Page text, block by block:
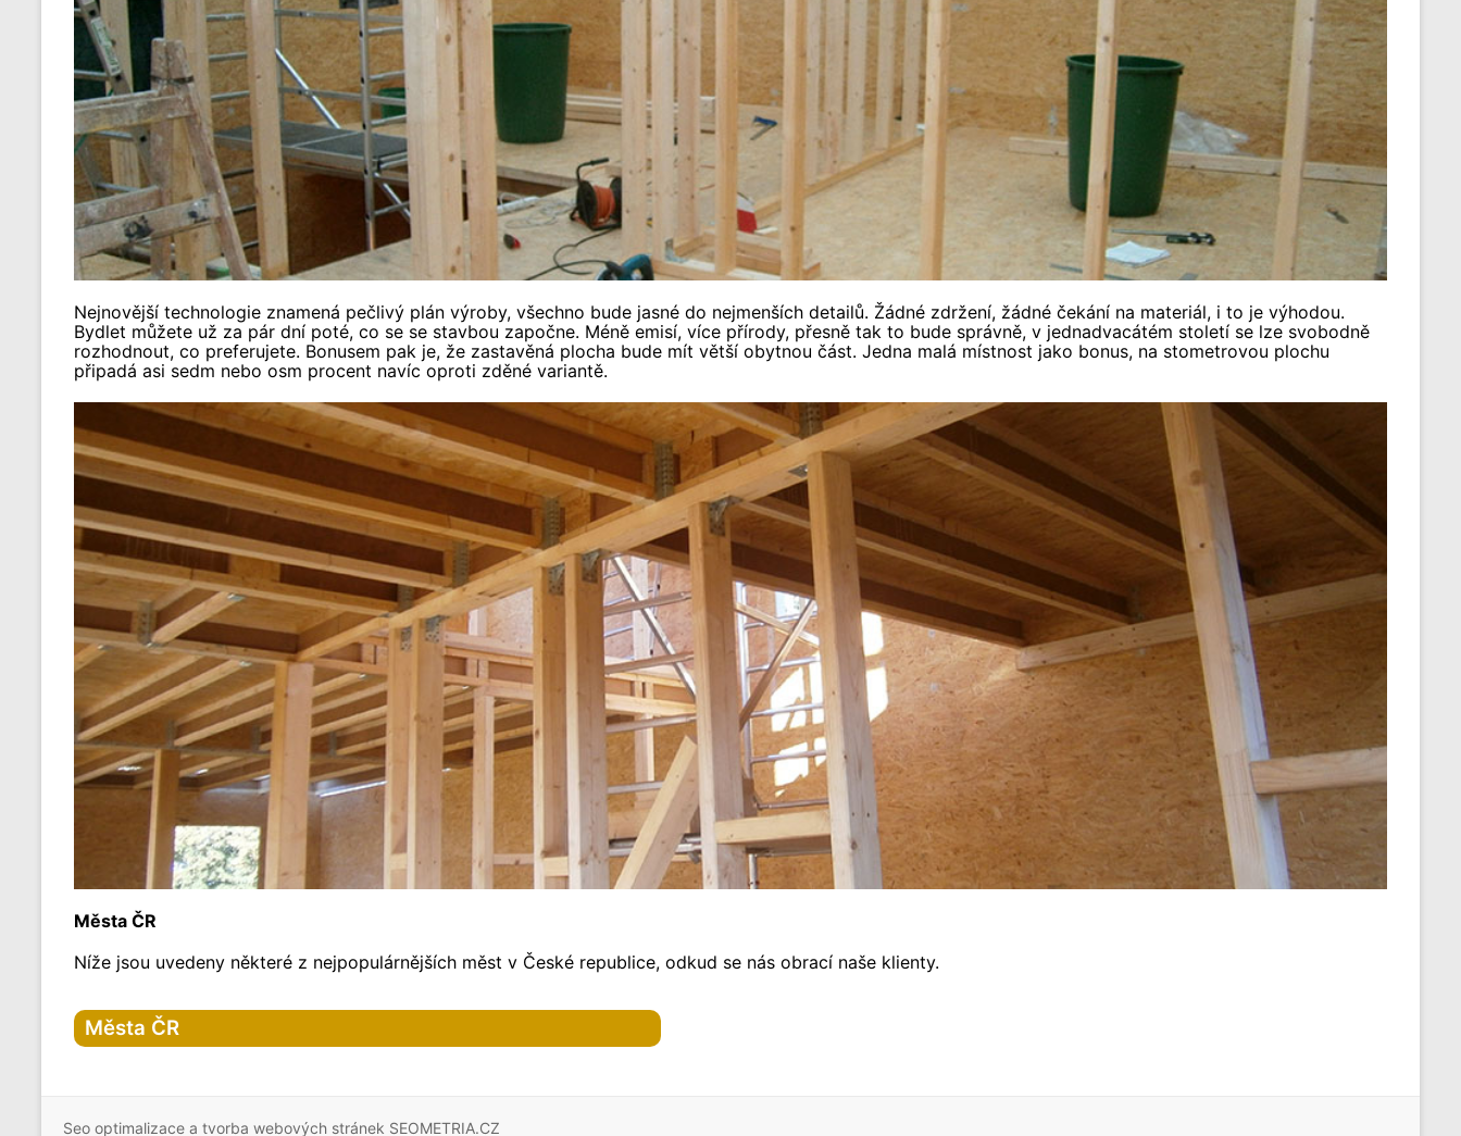
Nejnovější technologie znamená pečlivý plán výroby, všechno bude jasné do nejmenších detailů. Žádné zdržení, žádné čekání na materiál, i to je výhodou.
Bydlet můžete už za pár dní poté, co se se stavbou započne. Méně emisí, více přírody, přesně tak to bude správně, v jednadvacátém století se lze svobodně
rozhodnout, co preferujete. Bonusem pak je, že zastavěná plocha bude mít větší obytnou část. Jedna malá místnost jako bonus, na stometrovou plochu
připadá asi sedm nebo osm procent navíc oproti zděné variantě.
Města ČR
Níže jsou uvedeny některé z nejpopulárnějších měst v České republice, odkud se nás obrací naše klienty.
Města ČR
Praha-1
Seo optimalizace a tvorba webových stránek SEOMETRIA.CZ